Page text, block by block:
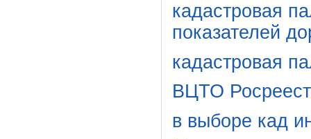
кадастровая
показателей
кадастровая
ВЦТО
в выборе кад